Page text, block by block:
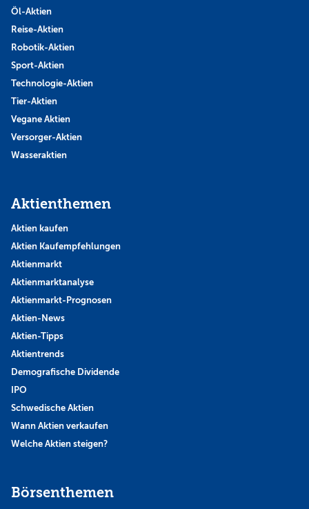
Öl-Aktien
Reise-Aktien
Robotik-Aktien
Sport-Aktien
Technologie-Aktien
Tier-Aktien
Vegane Aktien
Versorger-Aktien
Wasseraktien
Aktienthemen
Aktien kaufen
Aktien Kaufempfehlungen
Aktienmarkt
Aktienmarktanalyse
Aktienmarkt-Prognosen
Aktien-News
Aktien-Tipps
Aktientrends
Demografische Dividende
IPO
Schwedische Aktien
Wann Aktien verkaufen
Welche Aktien steigen?
Börsenthemen